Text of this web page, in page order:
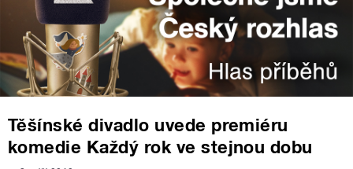
Těšínské divadlo uvede premiéru
komedie Každý rok ve stejnou dobu